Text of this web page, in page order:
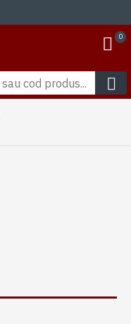
0